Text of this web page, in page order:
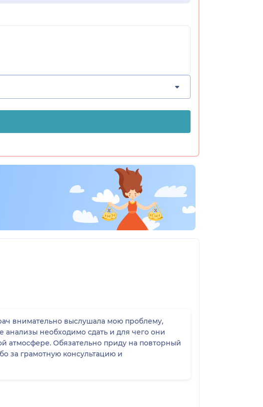
внимательно выслушала мою проблему,
необходимо сдать и для чего они
атмосфере. Обязательно приду на повторный
за грамотную консультацию и